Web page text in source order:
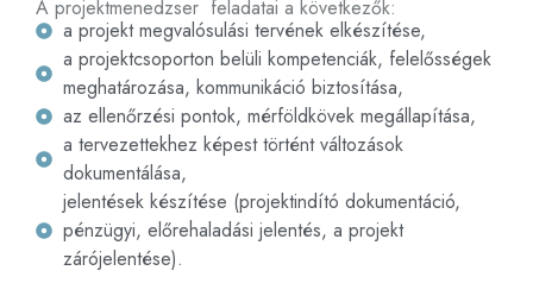
A projektmenedzser feladatai a következők:
a projekt megvalósulási tervének elkészítése,
a projektcsoporton belüli kompetenciák, felelősségek
meghatározása, kommunikáció biztosítása,
az ellenőrzési pontok, mérföldkövek megállapítása,
a tervezettekhez képest történt változások
dokumentálása,
jelentések készítése (projektindító dokumentáció,
pénzügyi, előrehaladási jelentés, a projekt
zárójelentése).